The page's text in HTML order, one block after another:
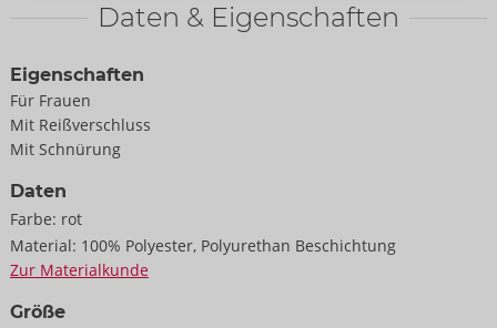
Daten & Eigenschaften
Eigenschaften
Für Frauen
Mit Reißverschluss
Mit Schnürung
Daten
Farbe: rot
Material: 100% Polyester, Polyurethan Beschichtung
Zur Materialkunde
Größe